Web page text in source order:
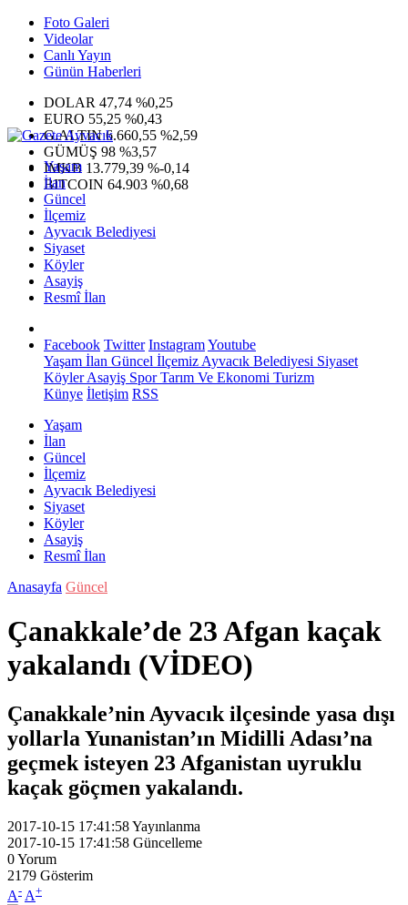
Foto Galeri
Videolar
Canlı Yayın
Günün Haberleri
DOLAR 47,74 %0,25
EURO 55,25 %0,43
G.ALTIN6.660,55 %2,59
GÜMÜŞ 98 %3,57
IMKB 13.779,39 %-0,14
BITCOIN 64.903 %0,68
Yaşam
İlan
Güncel
İlçemiz
Ayvacık Belediyesi
Siyaset
Köyler
Asayiş
Resmî İlan
Facebook Twitter InstagramYoutube
Yaşam İlan Güncel İlçemiz Ayvacık Belediyesi Siyaset
KöylerAsayiş SporTarım Ve Ekonomi Turizm
Künye İletişim RSS
Yaşam
İlan
Güncel
İlçemiz
Ayvacık Belediyesi
Siyaset
Köyler
Asayiş
Resmî İlan
Anasayfa Güncel
Çanakkale’de 23 Afgan kaçak
yakalandı (VİDEO)
Çanakkale’nin Ayvacık ilçesinde yasa dışı
yollarla Yunanistan’ın Midilli Adası’na
geçmek isteyen 23 Afganistan uyruklu
kaçak göçmen yakalandı.
2017-10-15 17:41:58Yayınlanma
2017-10-15 17:41:58 Güncelleme
0Yorum
2179 Gösterim
A- A+